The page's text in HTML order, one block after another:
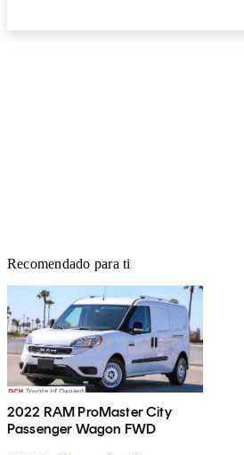
Recomendado para ti
2022 RAM ProMaster City
Passenger Wagon FWD